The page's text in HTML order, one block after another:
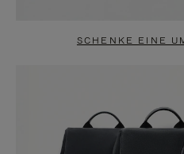
SCHENKE EINE